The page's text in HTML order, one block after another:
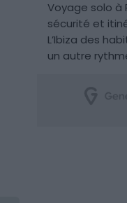
Voyage solo à
sécurité et
L’Ibiza des
un autre